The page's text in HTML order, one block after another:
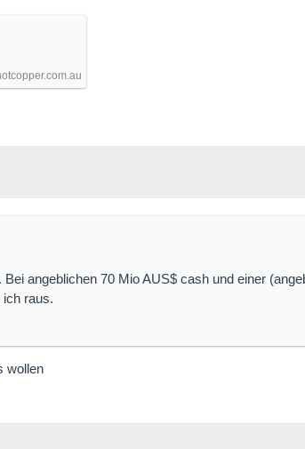
angeblichen 70 Mio AUS$ cash und einer
ich raus.
wollen